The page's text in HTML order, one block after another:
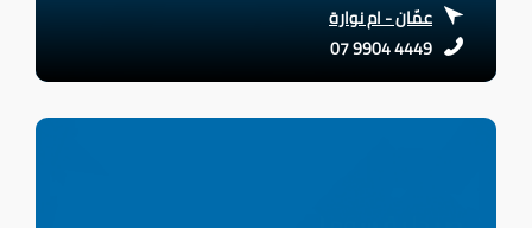
عمّان - ام نوارة
07 9904 4449